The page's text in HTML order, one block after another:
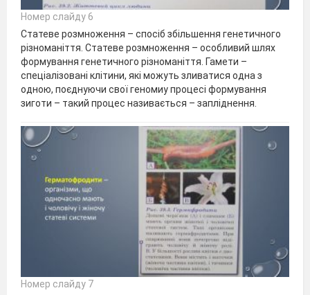
Номер слайду 6
Статеве розмноження – спосіб збільшення генетичного
різноманіття. Статеве розмноження – особливий шлях
формування генетичного різноманіття. Гамети –
спеціалізовані клітини, які можуть зливатися одна з
одною, поєднуючи свої геномиу процесі формування
зиготи – такий процес називається – запліднення.
Номер слайду 7